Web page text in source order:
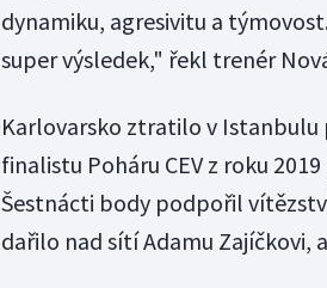
dynamiku, agresivitu a
super výsledek," řekl trenér
Karlovarsko ztratilo v Istanbulu
finalistu Poháru CEV z roku
Šestnácti body podpořil
dařilo nad sítí Adamu Zajíčkovi,